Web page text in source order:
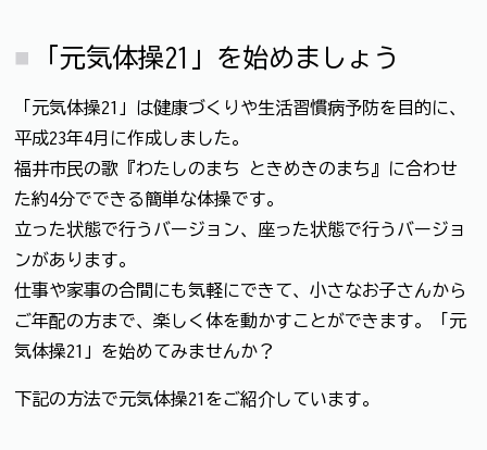
「元気体操21」を始めましょう
「元気体操21」は健康づくりや生活習慣病予防を目的に、
平成23年4月に作成しました。
福井市民の歌『わたしのまち ときめきのまち』に合わせ
た約4分でできる簡単な体操です。
立った状態で行うバージョン、座った状態で行うバージョ
ンがあります。
仕事や家事の合間にも気軽にできて、小さなお子さんから
ご年配の方まで、楽しく体を動かすことができます。「元
気体操21」を始めてみませんか？
下記の方法で元気体操21をご紹介しています。